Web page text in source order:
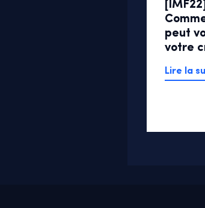
peut
votre
Lire la